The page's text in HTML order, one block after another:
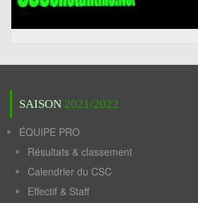
SAISON 2021/2022
ÉQUIPE PRO
Résultats & classement
Calendrier du CSC
Effectif & Staff